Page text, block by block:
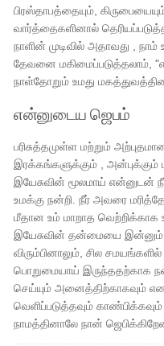
பிரஸ்தாபத்தையும்,
வார்த்தைகளினால்
நாளின் முடிவில் அதாவது ,
தேவனை மகிமைப்படுத்தலாம்,
நாள்தோறும் உமது
என்னுடைய ஜெபம்
பரிசுத்தமுள்ள மற்றும் அற்புதமான
இரக்கங்களுக்கும் , அன்புக்கும்
இயேசுவின் மூலமாய் என்னுடன்
உமக்கு நன்றி. நீர் அவரை
மீதான உம் மாறாத
இயேசுவின் தன்மையை இன்னும்
விரும்பினாலும், சில
பொறுமையாய் இருந்ததற்காக
செய்யும் அனைத்திற்காகவும்
வெளிப்படுத்தவும்
நாமத்தினாலே நான்